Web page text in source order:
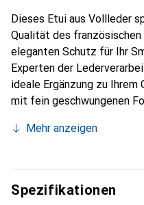
Dieses Etui aus Vollleder
Qualität des
eleganten Schutz für Ihr
Experten der
ideale Ergänzung zu
mit fein geschwungenen
Ihr Smartphone. Die
für den anspruchsvollen
Mehr anzeigen
Spezifikationen